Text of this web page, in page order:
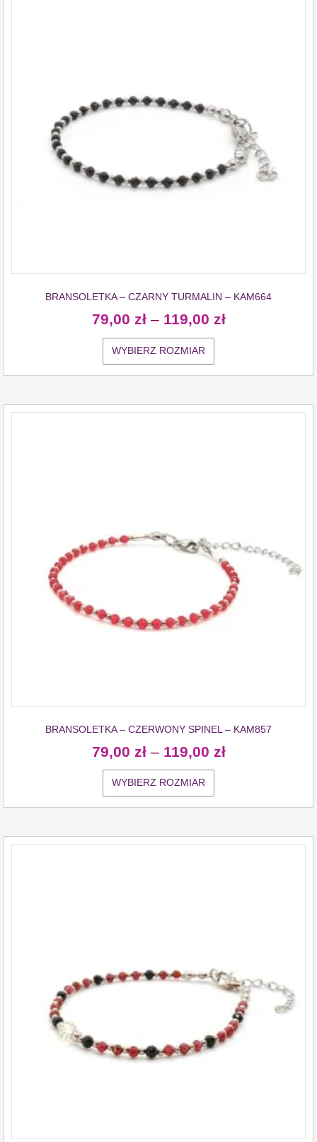
BRANSOLETKA – CZARNY TURMALIN – KAM664
79,00 zł – 119,00 zł
WYBIERZ ROZMIAR
BRANSOLETKA – CZERWONY SPINEL – KAM857
79,00 zł – 119,00 zł
WYBIERZ ROZMIAR